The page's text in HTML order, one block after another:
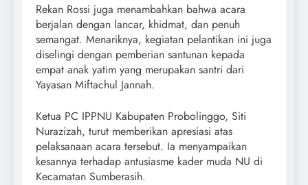
Rekan Rossi juga menambahkan bahwa acara
berjalan dengan lancar, khidmat, dan penuh
semangat. Menariknya, kegiatan pelantikan ini juga
diselingi dengan pemberian santunan kepada
empat anak yatim yang merupakan santri dari
Yayasan Miftachul Jannah.
Ketua PC IPPNU Kabupaten Probolinggo, Siti
Nurazizah, turut memberikan apresiasi atas
pelaksanaan acara tersebut. Ia menyampaikan
kesannya terhadap antusiasme kader muda NU di
Kecamatan Sumberasih.